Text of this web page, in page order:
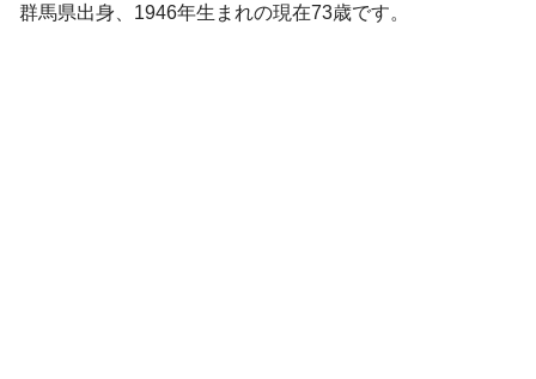
群馬県出身、1946年生まれの現在73歳です。